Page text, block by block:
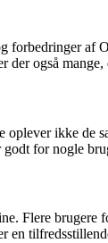
der også
ikke de
for nogle
Flere
en